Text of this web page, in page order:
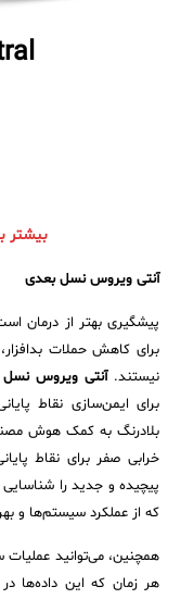
بیشتر
آنتی ویروس نسل بعدی
پیشگیری بهتر از درمان
برای کاهش حملات
نیستند.آنتی ویروس
برای ایمن‌سازی نقاط
بلادرنگ به کمک هوش
خرابی صفر برای نقاط
پیچیده و جدید را
که از عملکرد سیستم‌ها و
همچنین، می‌توانید
هر زمان که این داده‌ها